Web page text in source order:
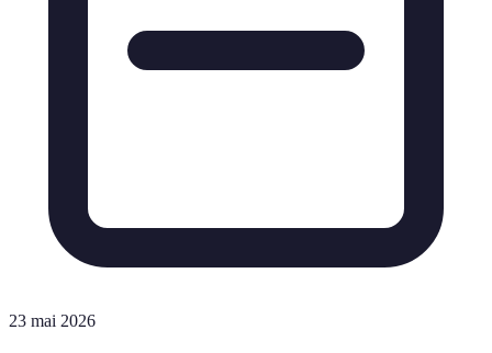
23 mai 2026